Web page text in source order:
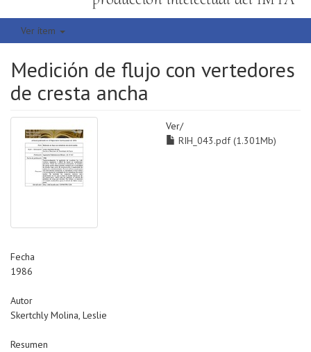
Ver ítem
Medición de flujo con vertedores
de cresta ancha
Ver/
RIH_043.pdf (1.301Mb)
Fecha
1986
Autor
Skertchly Molina, Leslie
Resumen